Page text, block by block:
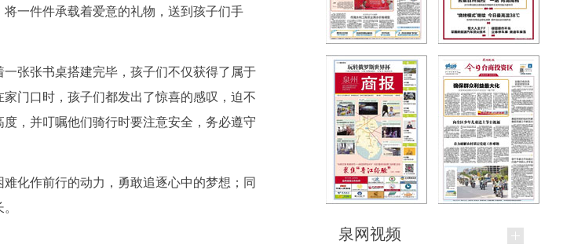
一件件承载着爱意的礼物，送到孩子们手
张张书桌搭建完毕，孩子们不仅获得了属于
门口时，孩子们都发出了惊喜的感叹，迫不
，并叮嘱他们骑行时要注意安全，务必遵守
化作前行的动力，勇敢追逐心中的梦想；同
泉网视频